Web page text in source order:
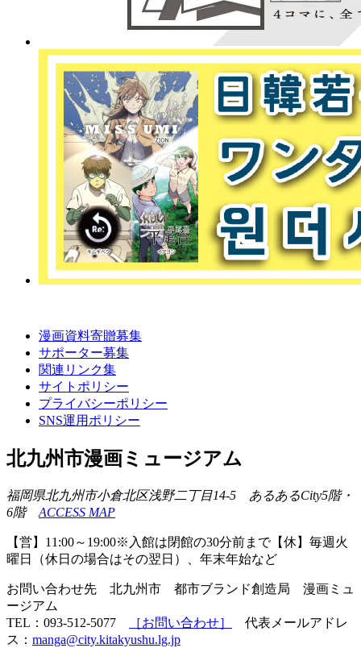
漫画資料寄贈募集
サポーター募集
関連リンク集
サイトポリシー
プライバシーポリシー
SNS運用ポリシー
北九州市漫画ミュージアム
福岡県北九州市小倉北区浅野二丁目14-5 あるあるCity5階・
6階 ACCESS MAP
【営】11:00～19:00※入館は閉館の30分前まで【休】毎週火
曜日（休日の場合はその翌日）、年末年始など
お問い合わせ先 北九州市 都市ブランド創造局 漫画ミュ
ージアム
TEL：093-512-5077
［お問い合わせ］
代表メールアドレ
ス： manga@city.kitakyushu.lg.jp